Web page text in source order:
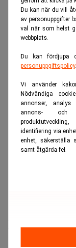
Du kan när du vill
av personuppgifter
val när som helst
webbplats.
Du kan fördjupa
personuppgiftspolicy.
Vi använder
Nödvändiga
annonser, analys
annons- och
identifiering via
enhet, säkerställa
samt åtgärda fel.
ANNONS
Musk vill
"utanför